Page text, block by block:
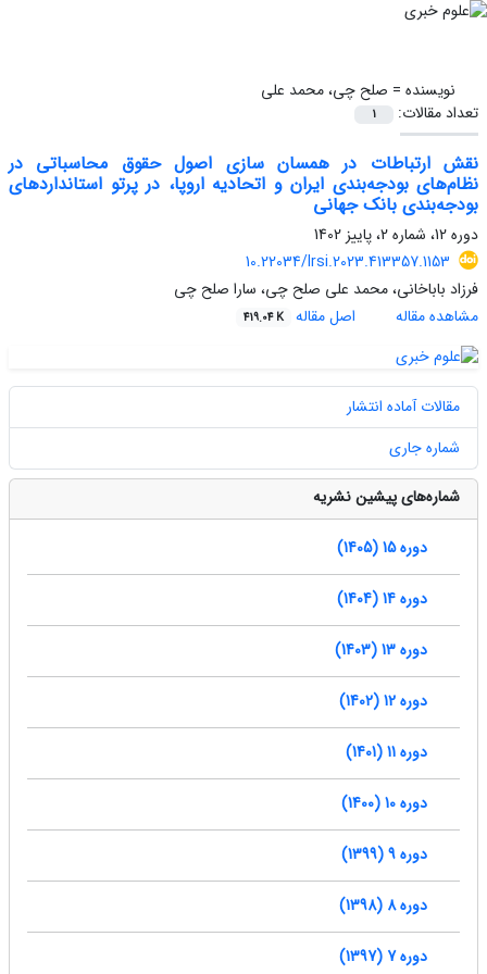
نویسنده = صلح چی، محمد علی
تعداد مقالات:
1
نقش ارتباطات در همسان سازی اصول حقوق محاسباتی در
نظام‌های بودجه‌بندی ایران و اتحادیه اروپا، در پرتو استانداردهای
بودجه‌بندی بانک جهانی
دوره 12، شماره 2، پاییز 1402
10.22034/lrsi.2023.413357.1153
فرزاد باباخانی، محمد علی صلح چی، سارا صلح چی
مشاهده مقاله
اصل مقاله 419.04 K
مقالات آماده انتشار
شماره جاری
شماره‌های پیشین نشریه
دوره 15 (1405)
دوره 14 (1404)
دوره 13 (1403)
دوره 12 (1402)
دوره 11 (1401)
دوره 10 (1400)
دوره 9 (1399)
دوره 8 (1398)
دوره 7 (1397)